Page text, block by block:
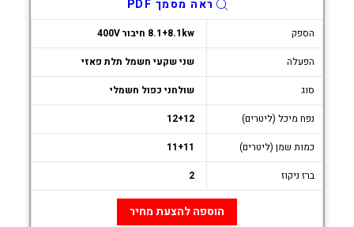
ראה מסמך PDF
הספק
8.1+8.1kw חיבור 400V
הפעלה
שני שקעי חשמל תלת פאזי
סוג
שולחני כפול חשמלי
נפח מיכל (ליטרים)
12+12
כמות שמן (ליטרים)
11+11
ברז ניקוז
2
הוספה להצעת מחיר